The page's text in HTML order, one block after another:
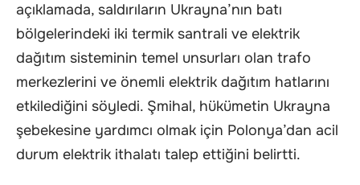
açıklamada, saldırıların Ukrayna’nın batı
bölgelerindeki iki termik santrali ve elektrik
dağıtım sisteminin temel unsurları olan trafo
merkezlerini ve önemli elektrik dağıtım hatlarını
etkilediğini söyledi. Şmihal, hükümetin Ukrayna
şebekesine yardımcı olmak için Polonya’dan acil
durum elektrik ithalatı talep ettiğini belirtti.